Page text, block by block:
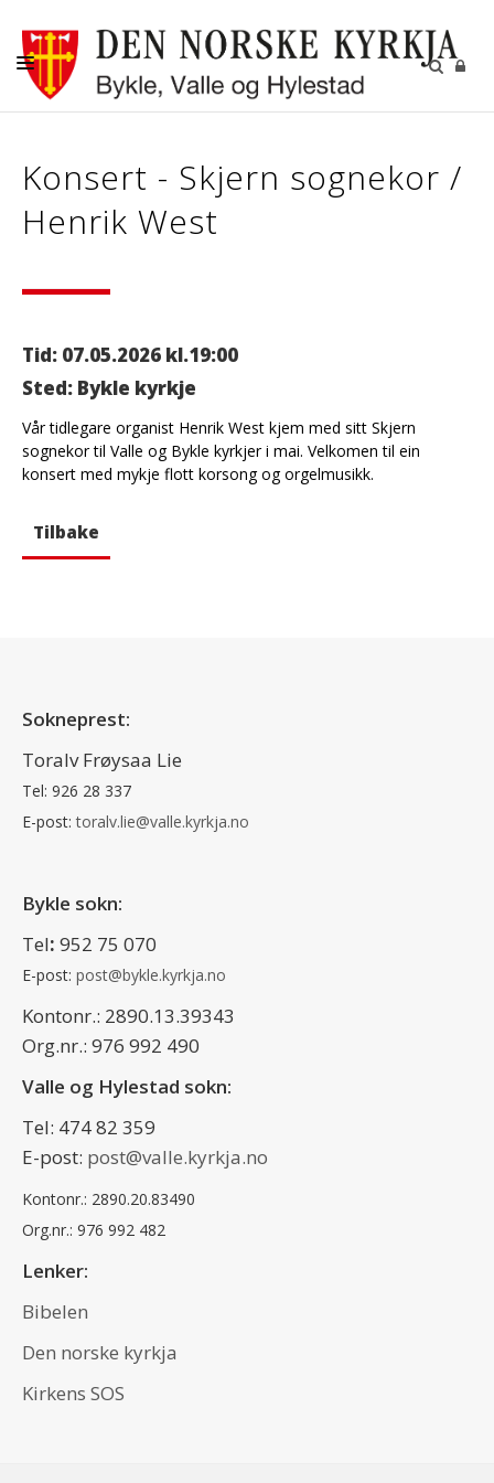
KYRKJER
KYRKJELYD
Konsert - Skjern sognekor /
Henrik West
Tid: 07.05.2026 kl.19:00
Sted: Bykle kyrkje
Vår tidlegare organist Henrik West kjem med sitt Skjern
sognekor til Valle og Bykle kyrkjer i mai. Velkomen til ein
konsert med mykje flott korsong og orgelmusikk.
Tilbake
Sokneprest:
Toralv Frøysaa Lie
Tel: 926 28 337
E-post:toralv.lie@valle.kyrkja.no
Bykle sokn:
Tel: 952 75 070
E-post: post@bykle.kyrkja.no
Kontonr.: 2890.13.39343
Org.nr.: 976 992 490
Valle og Hylestad sokn:
Tel: 474 82 359
E-post: post@valle.kyrkja.no
Kontonr.: 2890.20.83490
Org.nr.: 976 992 482
Lenker:
Bibelen
Den norske kyrkja
Kirkens SOS